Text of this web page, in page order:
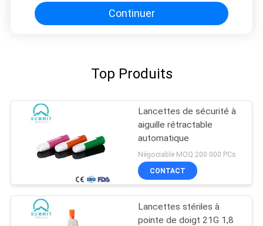
Continuer
Top Produits
Lancettes de sécurité à
aiguille rétractable
automatique
Négociable MOQ:200 000 PCs
CONTACT
Lancettes stériles à
pointe de doigt 21G 1,8